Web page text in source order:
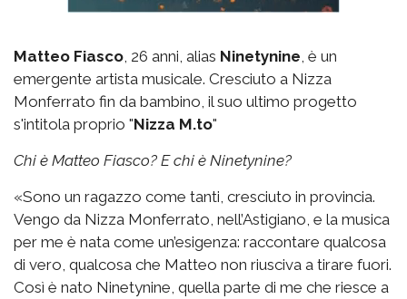
Matteo Fiasco , 26 anni, alias Ninetynine , è un
emergente artista musicale. Cresciuto a Nizza
Monferrato fin da bambino, il suo ultimo progetto
s'intitola proprio "Nizza M.to"
Chi è Matteo Fiasco? E chi è Ninetynine?
«Sono un ragazzo come tanti, cresciuto in provincia.
Vengo da Nizza Monferrato, nell’Astigiano, e la musica
per me è nata come un’esigenza: raccontare qualcosa
di vero, qualcosa che Matteo non riusciva a tirare fuori.
Così è nato Ninetynine, quella parte di me che riesce a